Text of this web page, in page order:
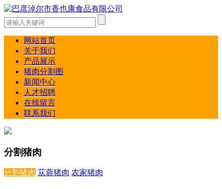
网站首页
关于我们
产品展示
猪肉分割图
新闻中心
人才招聘
在线留言
联系我们
分割猪肉
分割猪肉 苁蓉猪肉 农家猪肉